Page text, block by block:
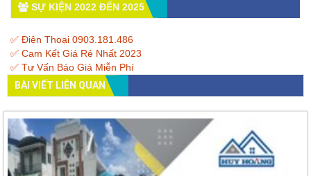
SỰ KIỆN 2022 ĐẾN 2025
✅ Điện Thoại 0903.181.486
✅ Cam Kết Giá Rẻ Nhất 2023
✅ Tư Vấn Báo Giá Miễn Phí
BÀI VIẾT LIÊN QUAN